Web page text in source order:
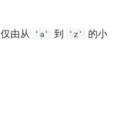
仅由从 'a' 到 'z'
的小